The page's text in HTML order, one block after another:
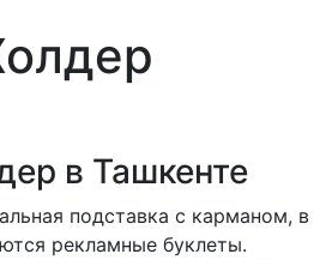
в Ташкенте
подставка с карманом, в
рекламные буклеты.